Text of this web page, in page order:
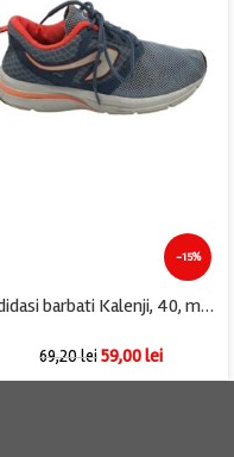
-15%
Adidasi barbati Kalenji, 40, material textil, albastru
69,20lei59,00lei